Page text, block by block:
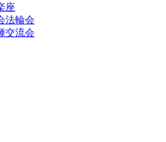
座
法輪会
交流会